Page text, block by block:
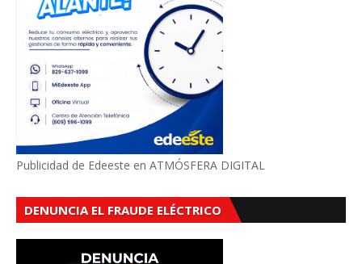
Publicidad de Edeeste en ATMÓSFERA DIGITAL
DENUNCIA EL FRAUDE ELÉCTRICO